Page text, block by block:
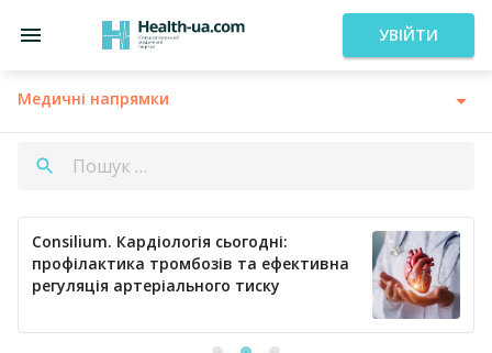
УВІЙТИ
Медичні напрямки
Consilium. Кардіологія сьогодні:
профілактика тромбозів та ефективна
регуляція артеріального тиску